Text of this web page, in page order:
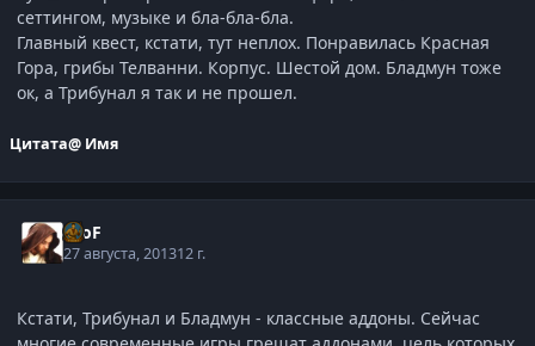
сеттингом, музыке и бла-бла-бла.
Главный квест, кстати, тут неплох. Понравилась Красная
Гора, грибы Телванни. Корпус. Шестой дом. Бладмун тоже
ок, а Трибунал я так и не прошел.
Цитата@ Имя
ProF
27 августа, 201312 г.
Кстати, Трибунал и Бладмун - классные аддоны. Сейчас